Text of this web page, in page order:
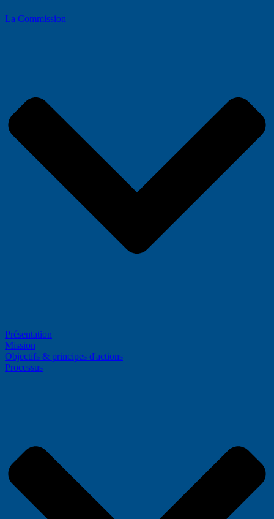
La Commission
Présentation
Mission
Objectifs & principes d'actions
Processus